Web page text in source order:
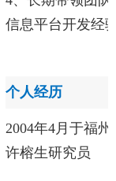
信息平台开发经
个人经历
2004年4 月于福州
许榕生研究员